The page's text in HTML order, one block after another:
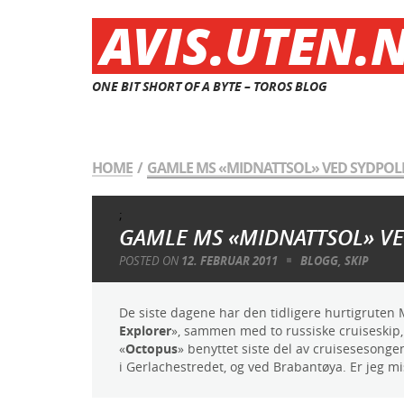
ONE BIT SHORT OF A BYTE – TOROS BLOG
HOME / GAMLE MS «MIDNATTSOL» VED
;
GAMLE MS «MIDNATTSOL»
POSTED ON 12. FEBRUAR 2011 BLOGG, SKIP
De siste dagene har den tidligere hurtigruten
Explorer», sammen med to russiske
«Octopus» benyttet siste del av
i Gerlachestredet, og ved Brabantøya. Er jeg